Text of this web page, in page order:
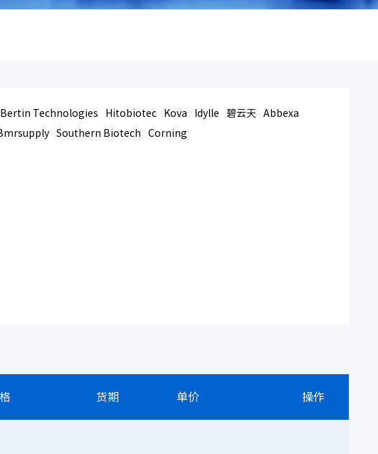
Bertin Technologies Hitobiotec Kova Idylle 碧云天
Abbexa
Southern Biotech
Corning
货期 单价 操作